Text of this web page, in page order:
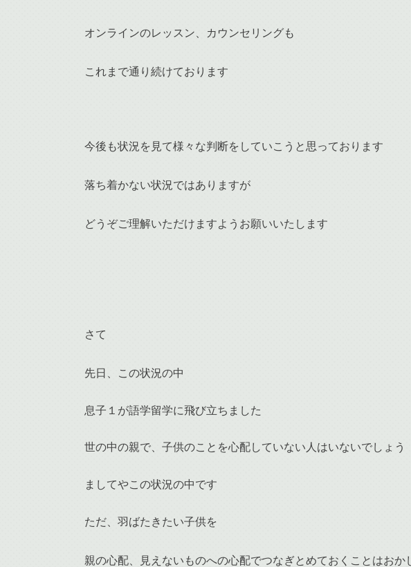
オンラインのレッスン、カウンセリングも
これまで通り続けております
今後も状況を見て様々な判断をしていこうと思っております
落ち着かない状況ではありますが
どうぞご理解いただけますようお願いいたします
さて
先日、この状況の中
息子１が語学留学に飛び立ちました
世の中の親で、子供のことを心配していない人はいないでしょう
ましてやこの状況の中です
ただ、羽ばたきたい子供を
親の心配、見えないものへの心配でつなぎとめておくことはおか